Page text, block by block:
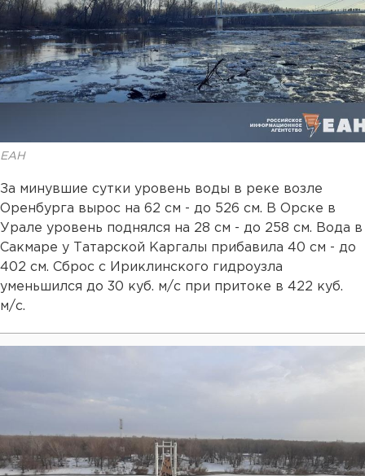
ЕАН
За минувшие сутки уровень воды в реке возле
Оренбурга вырос на 62 см - до 526 см. В Орске в
Урале уровень поднялся на 28 см - до 258 см. Вода в
Сакмаре у Татарской Каргалы прибавила 40 см - до
402 см. Сброс с Ириклинского гидроузла
уменьшился до 30 куб. м/c при притоке в 422 куб.
м/c.